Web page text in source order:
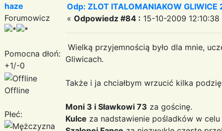
haze
Forumowicz
Pomocna dłoń:
+1/-0
Offline
Płeć:
Odp: ZLOT ITALOMANIAKOW
« Odpowiedz #84 : 15-10-2009 12:10:38
Wielką przyjemnością było dla mnie,
Gliwicach.
Także i ja chciałbym wrzucić kilka
Moni 3 i Sławkowi 73 za gościnę.
Kulce za nadstawienie pośladków w